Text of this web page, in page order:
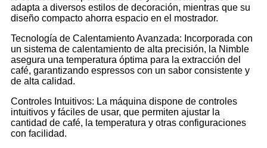
adapta a diversos estilos de decoración, mientras que su
diseño compacto ahorra espacio en el mostrador.
Tecnología de Calentamiento Avanzada: Incorporada con
un sistema de calentamiento de alta precisión, la Nimble
asegura una temperatura óptima para la extracción del
café, garantizando espressos con un sabor consistente y
de alta calidad.
Controles Intuitivos: La máquina dispone de controles
intuitivos y fáciles de usar, que permiten ajustar la
cantidad de café, la temperatura y otras configuraciones
con facilidad.